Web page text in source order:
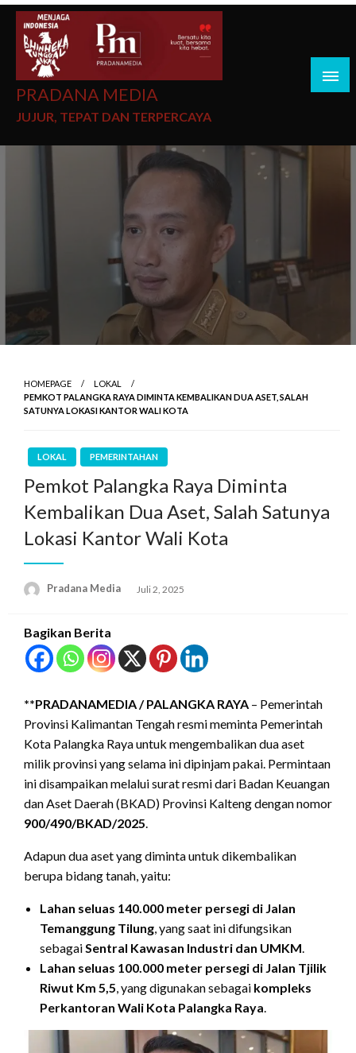
PRADANA MEDIA
JUJUR, TEPAT DAN TERPERCAYA
HOMEPAGE
LOKAL
PEMKOT PALANGKA RAYA DIMINTA KEMBALIKAN DUA ASET, SALAH
SATUNYA LOKASI KANTOR WALI KOTA
LOKAL PEMERINTAHAN
Pemkot Palangka Raya Diminta
Kembalikan Dua Aset, Salah Satunya
Lokasi Kantor Wali Kota
Pradana Media Juli 2, 2025
Bagikan Berita
**PRADANAMEDIA / PALANGKA RAYA – Pemerintah
Provinsi Kalimantan Tengah resmi meminta Pemerintah
Kota Palangka Raya untuk mengembalikan dua aset
milik provinsi yang selama ini dipinjam pakai. Permintaan
ini disampaikan melalui surat resmi dari Badan Keuangan
dan Aset Daerah (BKAD) Provinsi Kalteng dengan nomor
900/490/BKAD/2025.
Adapun dua aset yang diminta untuk dikembalikan
berupa bidang tanah, yaitu:
Lahan seluas 140.000 meter persegi di Jalan
Temanggung Tilung, yang saat ini difungsikan
sebagaiSentral Kawasan Industri dan UMKM.
Lahan seluas 100.000 meter persegi di Jalan Tjilik
Riwut Km 5,5, yang digunakan sebagai kompleks
Perkantoran Wali Kota Palangka Raya.